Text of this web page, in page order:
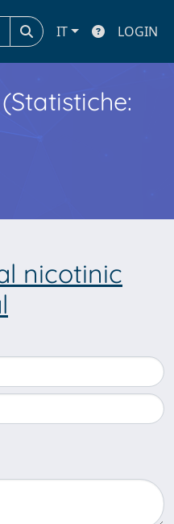
IT LOGIN
(Statistiche:
nicotinic